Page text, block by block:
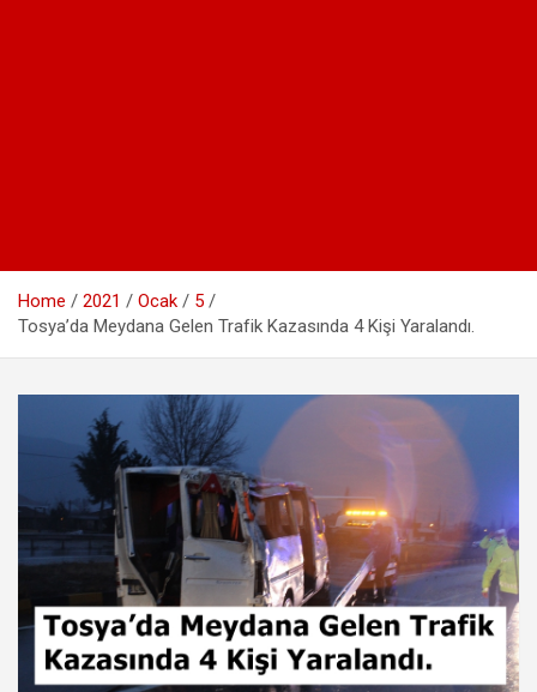
Home 2021 Ocak
5
Tosya’da Meydana Gelen Trafik Kazasında 4 Kişi Yaralandı.